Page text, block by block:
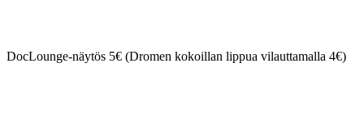
DocLounge-näytös 5€ (Dromen kokoillan lippua vilauttamalla 4€)